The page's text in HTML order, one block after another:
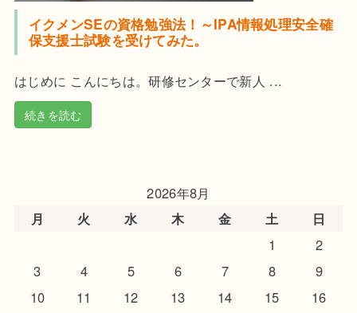
イクメンSEの資格勉強法！～IPA情報処理安全確
保支援士試験を受けてみた。
はじめに こんにちは。研修センターで新人 ...
続きを読む
2026年8月
月
火 水 木 金 土
日
1
2
3
4 5 6 7 8
9
10
11 12 13 14 15
16